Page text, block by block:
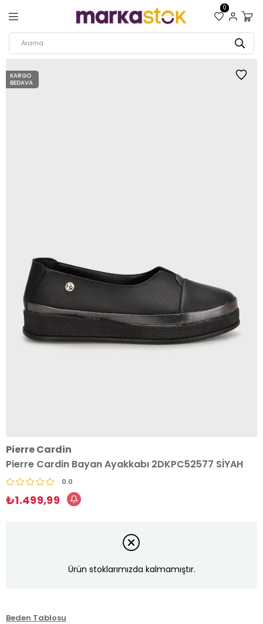
0
KARGO
BEDAVA
Pierre Cardin
Pierre Cardin Bayan Ayakkabı 2DKPC52577 SİYAH
0.0
₺1.499,99
Ürün stoklarımızda kalmamıştır.
Beden Tablosu